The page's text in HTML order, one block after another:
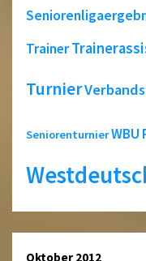
Trainer
Turnier
SeniorenturnierWBU
Oktober 2012